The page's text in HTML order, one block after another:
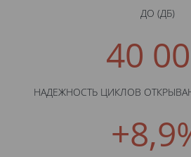
ДО (ДБ)
40
НАДЕЖНОСТЬ ЦИКЛОВ